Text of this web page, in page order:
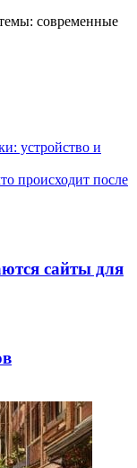
современные
устройство и
происходит после
сайты для